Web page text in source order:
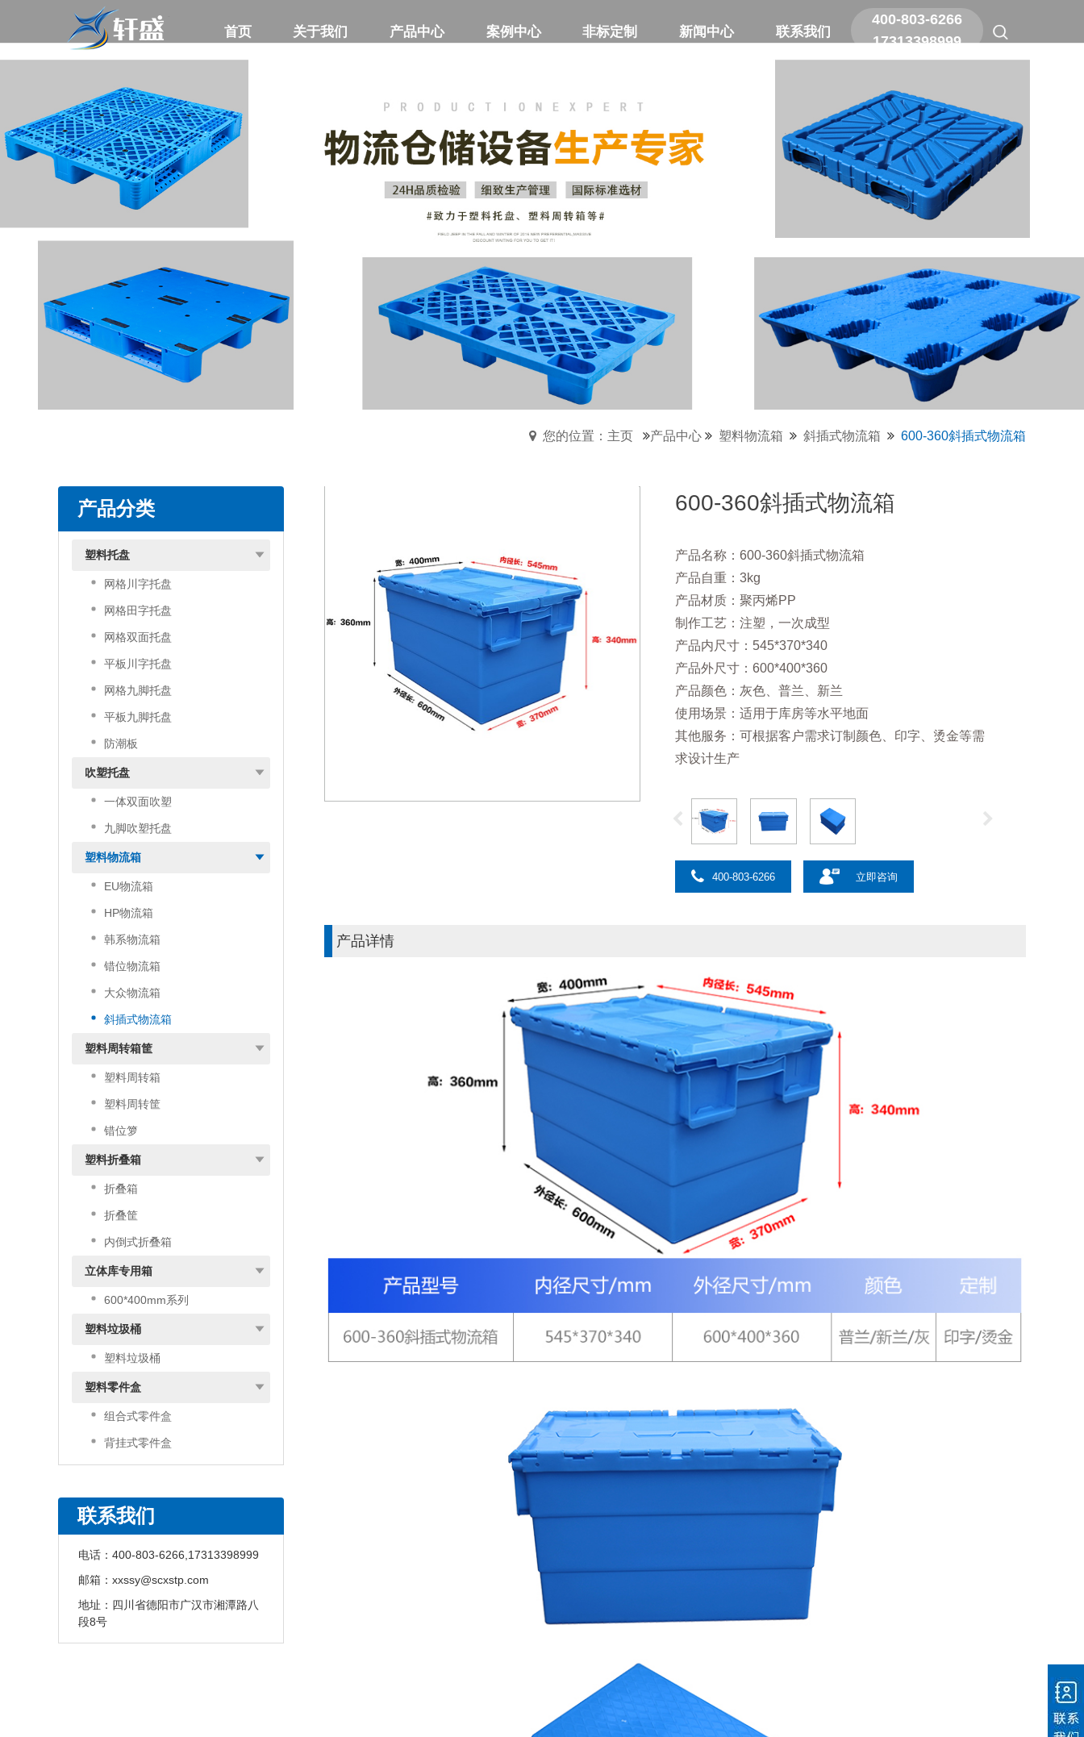
首页 关于我们 产品中心 案例中心 非标定制 新闻中心 联系我们
400-803-6266
17313398999
首页 关于我们 产品中心 案例中心 非标定制 新闻中心 联系我们
400-803-6266
17313398999
您的位置：主页 产品中心 塑料物流箱 斜插式物流箱 600-360斜插式物流箱
产品分类
塑料托盘
网格川字托盘
网格田字托盘
网格双面托盘
平板川字托盘
网格九脚托盘
平板九脚托盘
防潮板
吹塑托盘
一体双面吹塑
九脚吹塑托盘
塑料物流箱
EU物流箱
HP物流箱
韩系物流箱
错位物流箱
大众物流箱
斜插式物流箱
塑料周转箱筐
塑料周转箱
塑料周转筐
错位箩
塑料折叠箱
折叠箱
折叠筐
内倒式折叠箱
立体库专用箱
600*400mm系列
塑料垃圾桶
塑料垃圾桶
塑料零件盒
组合式零件盒
背挂式零件盒
联系我们
电话： 400-803-6266,17313398999
邮箱： xxssy@scxstp.com
地址： 四川省德阳市广汉市湘潭路八
段8号
600-360斜插式物流箱
产品名称：600-360斜插式物流箱
产品自重：3kg
产品材质：聚丙烯PP
制作工艺：注塑，一次成型
产品内尺寸：545*370*340
产品外尺寸：600*400*360
产品颜色：灰色、普兰、新兰
使用场景：适用于库房等水平地面
其他服务：可根据客户需求订制颜色、印字、烫金等需
求设计生产
400-803-6266 立即咨询
产品详情